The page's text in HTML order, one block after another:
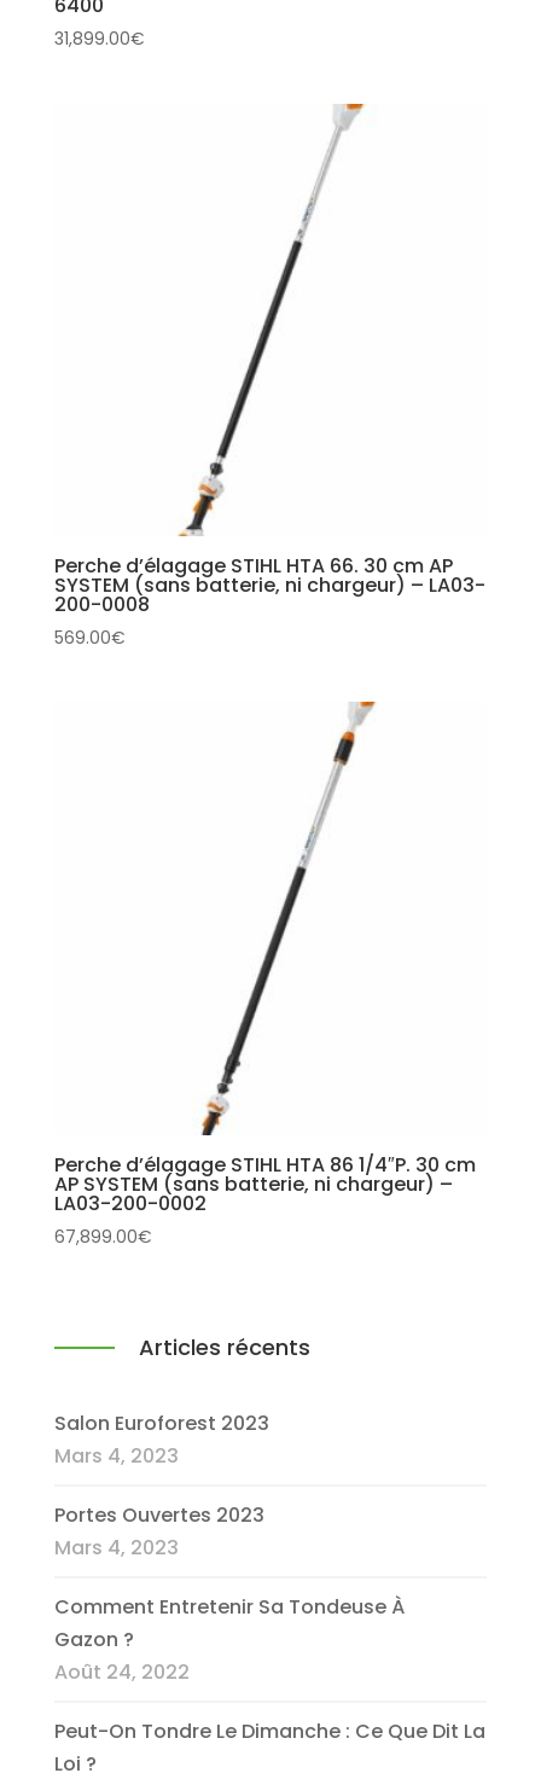
6400
31,899.00€
Perche d’élagage STIHL HTA 66. 30 cm AP
SYSTEM (sans batterie, ni chargeur) – LA03-
200-0008
569.00€
Perche d’élagage STIHL HTA 86 1/4″P. 30 cm
AP SYSTEM (sans batterie, ni chargeur) –
LA03-200-0002
67,899.00€
Articles récents
Salon Euroforest 2023
Mars 4, 2023
Portes Ouvertes 2023
Mars 4, 2023
Comment Entretenir Sa Tondeuse À
Gazon ?
Août 24, 2022
Peut-On Tondre Le Dimanche : Ce Que Dit La
Loi ?